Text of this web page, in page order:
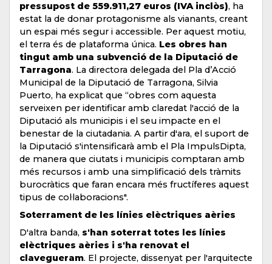
pressupost de 559.911,27 euros (IVA inclòs), ha
estat la de donar protagonisme als vianants, creant
un espai més segur i accessible. Per aquest motiu,
el terra és de plataforma única. Les obres han
tingut amb una subvenció de la Diputació de
Tarragona. La directora delegada del Pla d’Acció
Municipal de la Diputació de Tarragona, Silvia
Puerto, ha explicat que “obres com aquesta
serveixen per identificar amb claredat l'acció de la
Diputació als municipis i el seu impacte en el
benestar de la ciutadania. A partir d'ara, el suport de
la Diputació s'intensificarà amb el Pla ImpulsDipta,
de manera que ciutats i municipis comptaran amb
més recursos i amb una simplificació dels tràmits
burocràtics que faran encara més fructíferes aquest
tipus de col·laboracions".
Soterrament de les línies elèctriques aèries
D'altra banda, s'han soterrat totes les línies
elèctriques aèries i s'ha renovat el
clavegueram. El projecte, dissenyat per l'arquitecte